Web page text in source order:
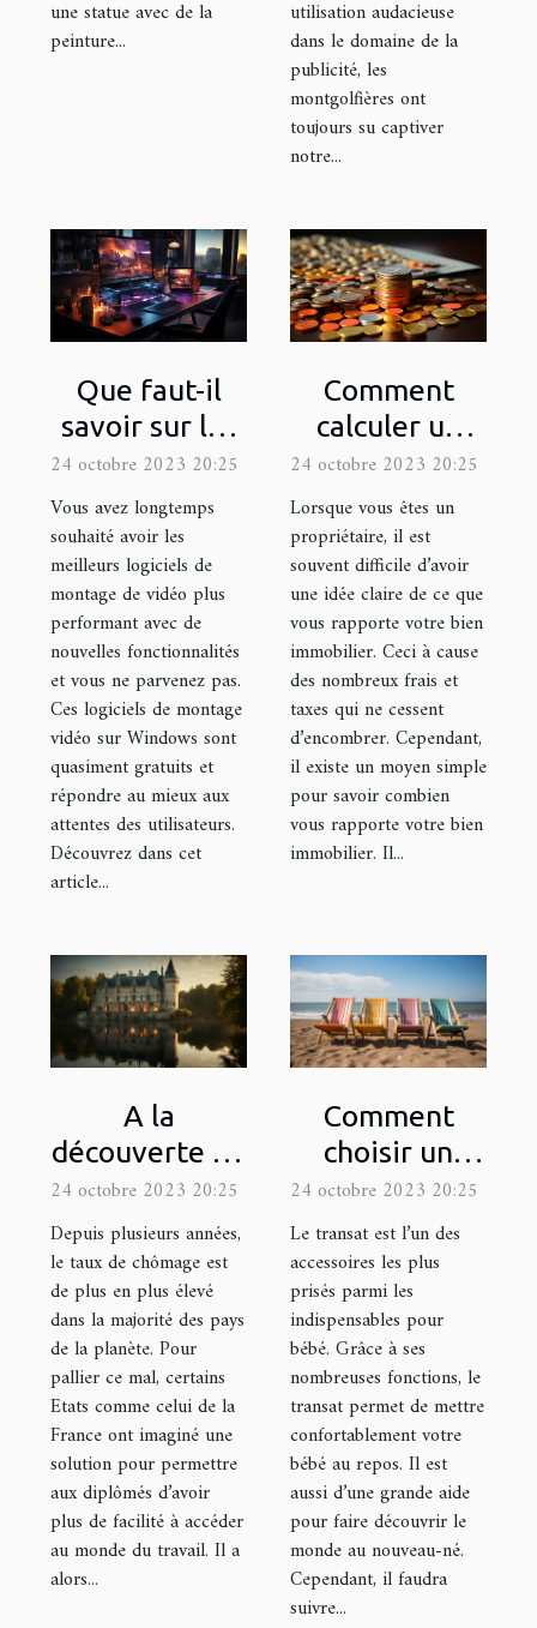
une statue avec de la
peinture...
utilisation audacieuse
dans le domaine de la
publicité, les
montgolfières ont
toujours su captiver
notre...
Que faut-il
savoir sur les
logiciels de
montage de
vidéo ?
24 octobre 2023 20:25
Vous avez longtemps
souhaité avoir les
meilleurs logiciels de
montage de vidéo plus
performant avec de
nouvelles fonctionnalités
et vous ne parvenez pas.
Ces logiciels de montage
vidéo sur Windows sont
quasiment gratuits et
répondre au mieux aux
attentes des utilisateurs.
Découvrez dans cet
article...
Comment
calculer un
rendement
locatif ?
24 octobre 2023 20:25
Lorsque vous êtes un
propriétaire, il est
souvent difficile d’avoir
une idée claire de ce que
vous rapporte votre bien
immobilier. Ceci à cause
des nombreux frais et
taxes qui ne cessent
d’encombrer. Cependant,
il existe un moyen simple
pour savoir combien
vous rapporte votre bien
immobilier. Il...
A la
découverte du
site
loiretcher.com
24 octobre 2023 20:25
Depuis plusieurs années,
le taux de chômage est
de plus en plus élevé
dans la majorité des pays
de la planète. Pour
pallier ce mal, certains
Etats comme celui de la
France ont imaginé une
solution pour permettre
aux diplômés d’avoir
plus de facilité à accéder
au monde du travail. Il a
alors...
Comment
choisir un
transat ?
24 octobre 2023 20:25
Le transat est l’un des
accessoires les plus
prisés parmi les
indispensables pour
bébé. Grâce à ses
nombreuses fonctions, le
transat permet de mettre
confortablement votre
bébé au repos. Il est
aussi d’une grande aide
pour faire découvrir le
monde au nouveau-né.
Cependant, il faudra
suivre...